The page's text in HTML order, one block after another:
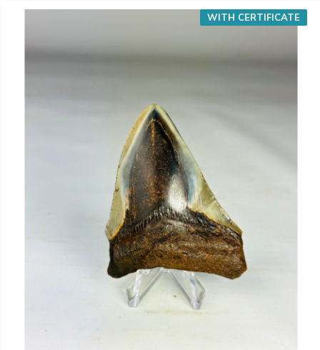
WITH CERTIFICATE